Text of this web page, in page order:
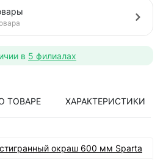
в 5 филиалах
ТОВАРЕ ХАРАКТЕРИСТИКИ
окраш 600 мм Sparta